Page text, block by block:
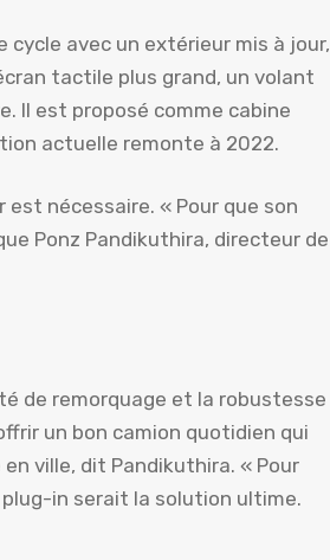
avec un extérieur mis à jour,
tactile plus grand, un volant
Il est proposé comme cabine
actuelle remonte à 2022.
nécessaire. « Pour que son
Ponz Pandikuthira, directeur de
de remorquage et la robustesse
un bon camion quotidien qui
ville, dit Pandikuthira. « Pour
in serait la solution ultime.